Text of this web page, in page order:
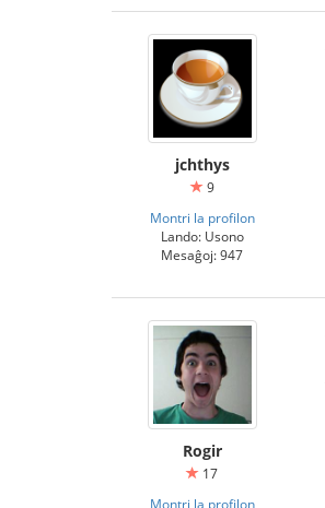
jchthys
9
Montri la profilon
Lando: Usono
Mesaĝoj: 947
Rogir
17
Montri la profilon